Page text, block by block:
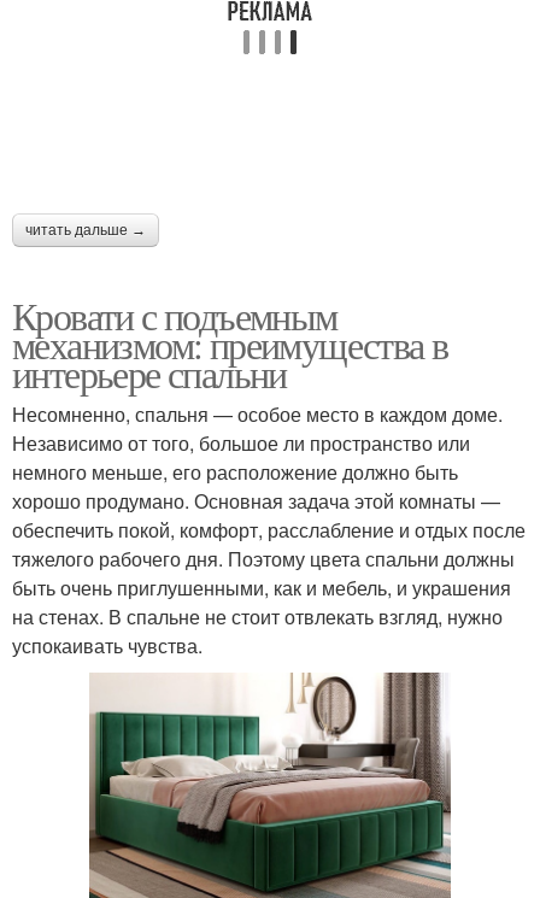
читать дальше →
Кровати с подъемным
механизмом: преимущества в
интерьере спальни
Несомненно, спальня — особое место в каждом доме.
Независимо от того, большое ли пространство или
немного меньше, его расположение должно быть
хорошо продумано. Основная задача этой комнаты —
обеспечить покой, комфорт, расслабление и отдых после
тяжелого рабочего дня. Поэтому цвета спальни должны
быть очень приглушенными, как и мебель, и украшения
на стенах. В спальне не стоит отвлекать взгляд, нужно
успокаивать чувства.